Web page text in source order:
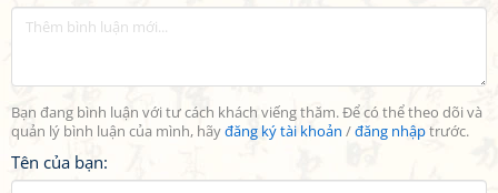
Bạn đang bình luận với tư cách khách viếng thăm. Để có thể theo dõi và
quản lý bình luận của mình, hãyđăng ký tài khoản /đăng nhậptrước.
Tên của bạn: